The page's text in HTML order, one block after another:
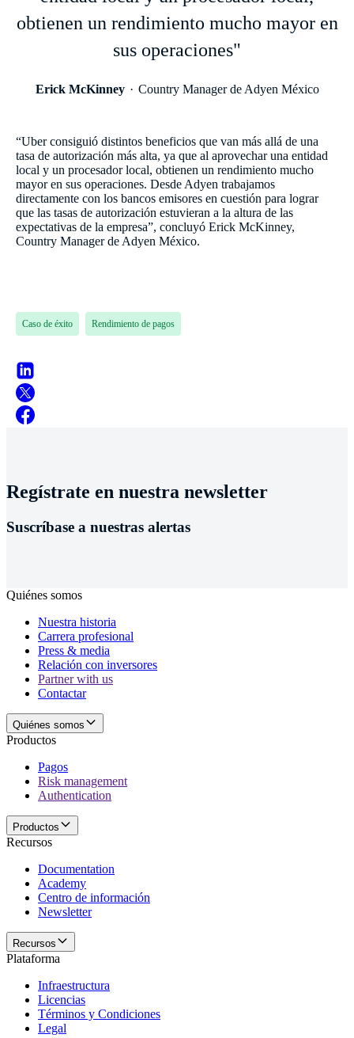
obtienen un rendimiento mucho mayor en
sus operaciones"
Erick McKinney Country Manager de Adyen México
“Uber consiguió distintos beneficios que van más allá de una
tasa de autorización más alta, ya que al aprovechar una entidad
local y un procesador local, obtienen un rendimiento mucho
mayor en sus operaciones. Desde Adyen trabajamos
directamente con los bancos emisores en cuestión para lograr
que las tasas de autorización estuvieran a la altura de las
expectativas de la empresa”, concluyó Erick McKinney,
Country Manager de Adyen México.
Caso de éxito Rendimiento de pagos
Regístrate en nuestra newsletter
Suscríbase a nuestras alertas
Quiénes somos
Nuestra historia
Carrera profesional
Press & media
Relación con inversores
Partner with us
Contactar
Quiénes somos
Productos
Pagos
Risk management
Authentication
Productos
Recursos
Documentation
Academy
Centro de información
Newsletter
Recursos
Plataforma
Infraestructura
Licencias
Términos y Condiciones
Legal